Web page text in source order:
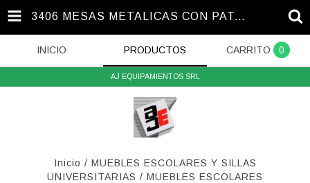
3406 MESAS METALICAS CON PATAS PLEGABLES
INICIO PRODUCTOS CARRITO 0
AJ EQUIPAMIENTOS SRL
Inicio / MUEBLES ESCOLARES Y SILLAS
UNIVERSITARIAS / MUEBLES ESCOLARES